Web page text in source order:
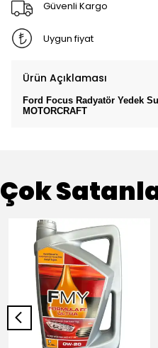
Güvenli Kargo
Uygun fiyat
Ürün Açıklaması
Ford Focus Radyatör Yedek Su
MOTORCRAFT
Çok